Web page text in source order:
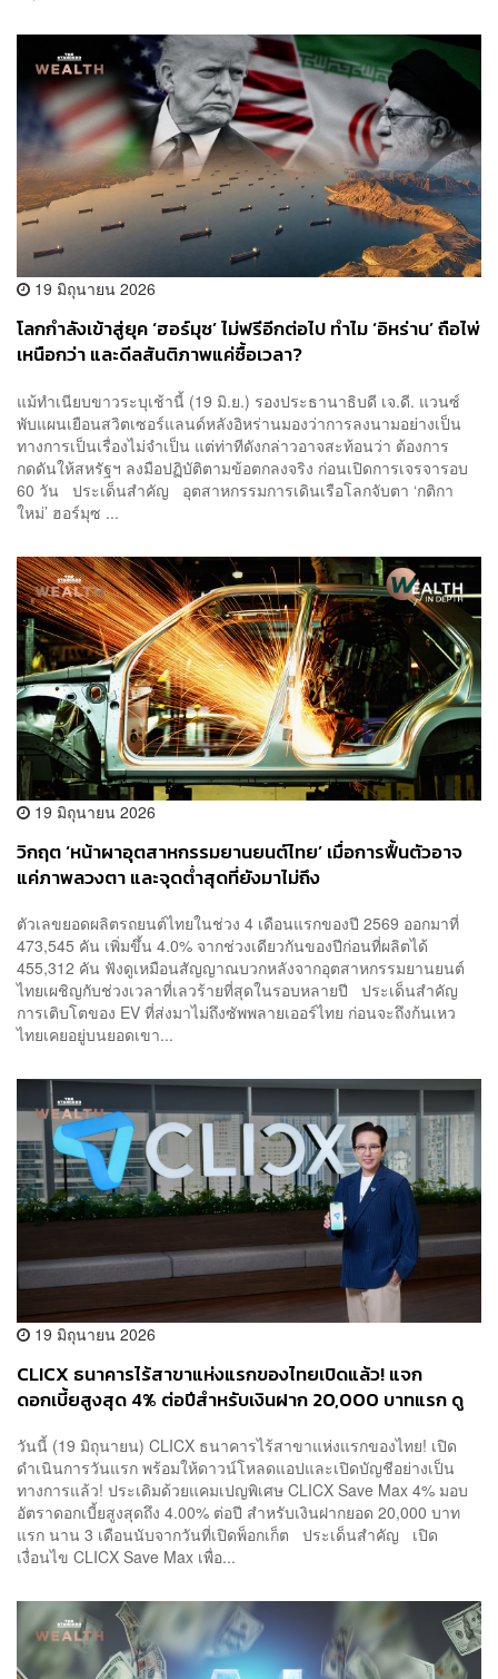
19 มิถุนายน 2026
โลกกำลังเข้าสู่ยุค ‘ฮอร์มุซ’ ไม่ฟรีอีกต่อไป ทำไม ‘อิหร่าน’ ถือไพ่
เหนือกว่า และดีลสันติภาพแค่ซื้อเวลา?
แม้ทำเนียบขาวระบุเช้านี้ (19 มิ.ย.) รองประธานาธิบดี เจ.ดี. แวนซ์
พับแผนเยือนสวิตเซอร์แลนด์หลังอิหร่านมองว่าการลงนามอย่างเป็น
ทางการเป็นเรื่องไม่จำเป็น แต่ท่าทีดังกล่าวอาจสะท้อนว่า ต้องการ
กดดันให้สหรัฐฯ ลงมือปฏิบัติตามข้อตกลงจริง ก่อนเปิดการเจรจารอบ
60 วัน ประเด็นสำคัญ อุตสาหกรรมการเดินเรือโลกจับตา ‘กติกา
ใหม่’ ฮอร์มุซ ...
19 มิถุนายน 2026
วิกฤต ‘หน้าผาอุตสาหกรรมยานยนต์ไทย’ เมื่อการฟื้นตัวอาจ
แค่ภาพลวงตา และจุดต่ำสุดที่ยังมาไม่ถึง
ตัวเลขยอดผลิตรถยนต์ไทยในช่วง 4 เดือนแรกของปี 2569 ออกมาที่
473,545 คัน เพิ่มขึ้น 4.0% จากช่วงเดียวกันของปีก่อนที่ผลิตได้
455,312 คัน ฟังดูเหมือนสัญญาณบวกหลังจากอุตสาหกรรมยานยนต์
ไทยเผชิญกับช่วงเวลาที่เลวร้ายที่สุดในรอบหลายปี ประเด็นสำคัญ
การเติบโตของ EV ที่ส่งมาไม่ถึงซัพพลายเออร์ไทย ก่อนจะถึงก้นเหว
ไทยเคยอยู่บนยอดเขา...
19 มิถุนายน 2026
CLICX ธนาคารไร้สาขาแห่งแรกของไทยเปิดแล้ว! แจก
ดอกเบี้ยสูงสุด 4% ต่อปีสำหรับเงินฝาก 20,000 บาทแรก ดู
วันนี้ (19 มิถุนายน) CLICX ธนาคารไร้สาขาแห่งแรกของไทย! เปิด
ดำเนินการวันแรก พร้อมให้ดาวน์โหลดแอปและเปิดบัญชีอย่างเป็น
ทางการแล้ว! ประเดิมด้วยแคมเปญพิเศษ CLICX Save Max 4% มอบ
อัตราดอกเบี้ยสูงสุดถึง 4.00% ต่อปี สำหรับเงินฝากยอด 20,000 บาท
แรก นาน 3 เดือนนับจากวันที่เปิดพ็อกเก็ต ประเด็นสำคัญ เปิด
เงื่อนไข CLICX Save Max เพื่อ...